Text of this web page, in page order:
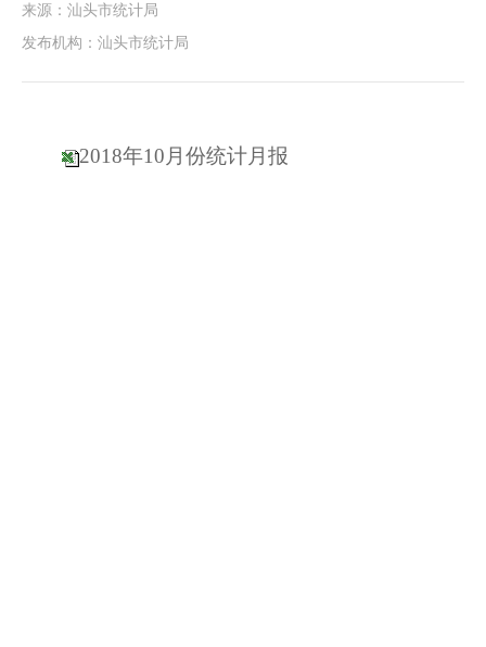
来源： 汕头市统计局
发布机构： 汕头市统计局
2018年10月份统计月报